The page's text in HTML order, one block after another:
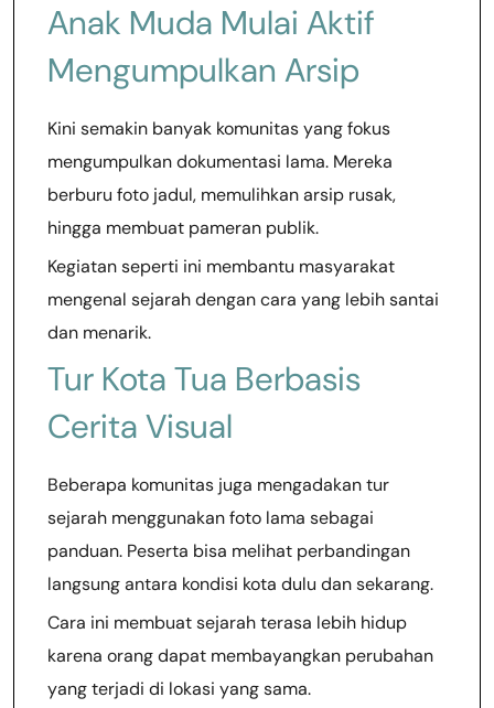
Anak Muda Mulai Aktif
Mengumpulkan Arsip
Kini semakin banyak komunitas yang fokus
mengumpulkan dokumentasi lama. Mereka
berburu foto jadul, memulihkan arsip rusak,
hingga membuat pameran publik.
Kegiatan seperti ini membantu masyarakat
mengenal sejarah dengan cara yang lebih santai
dan menarik.
Tur Kota Tua Berbasis
Cerita Visual
Beberapa komunitas juga mengadakan tur
sejarah menggunakan foto lama sebagai
panduan. Peserta bisa melihat perbandingan
langsung antara kondisi kota dulu dan sekarang.
Cara ini membuat sejarah terasa lebih hidup
karena orang dapat membayangkan perubahan
yang terjadi di lokasi yang sama.